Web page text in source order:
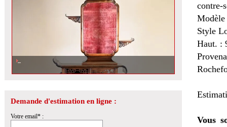
Demande d'estimation en ligne :
Votre email* :
contre-
Modèle
Style
Haut. :
Vous